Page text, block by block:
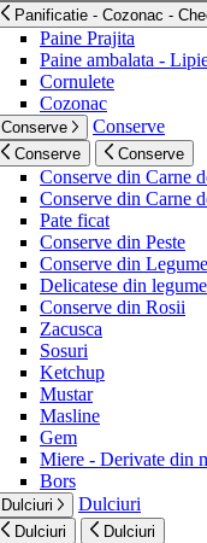
Panificatie - Cozonac -
Paine Prajita
Paine ambalata -
Cornulete
Cozonac
Conserve Conserve
Conserve Conserve
Conserve din Carne
Conserve din Carne
Pate ficat
Conserve din Peste
Conserve din Legume
Delicatese din legume
Conserve din Rosii
Zacusca
Sosuri
Ketchup
Mustar
Masline
Gem
Miere - Derivate din
Bors
Dulciuri Dulciuri
Dulciuri Dulciuri